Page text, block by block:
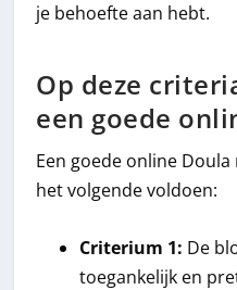
je behoefte aan hebt.
Op deze
een goede
Een goede online
het volgende voldoen:
Criterium 1: De
toegankelijk en